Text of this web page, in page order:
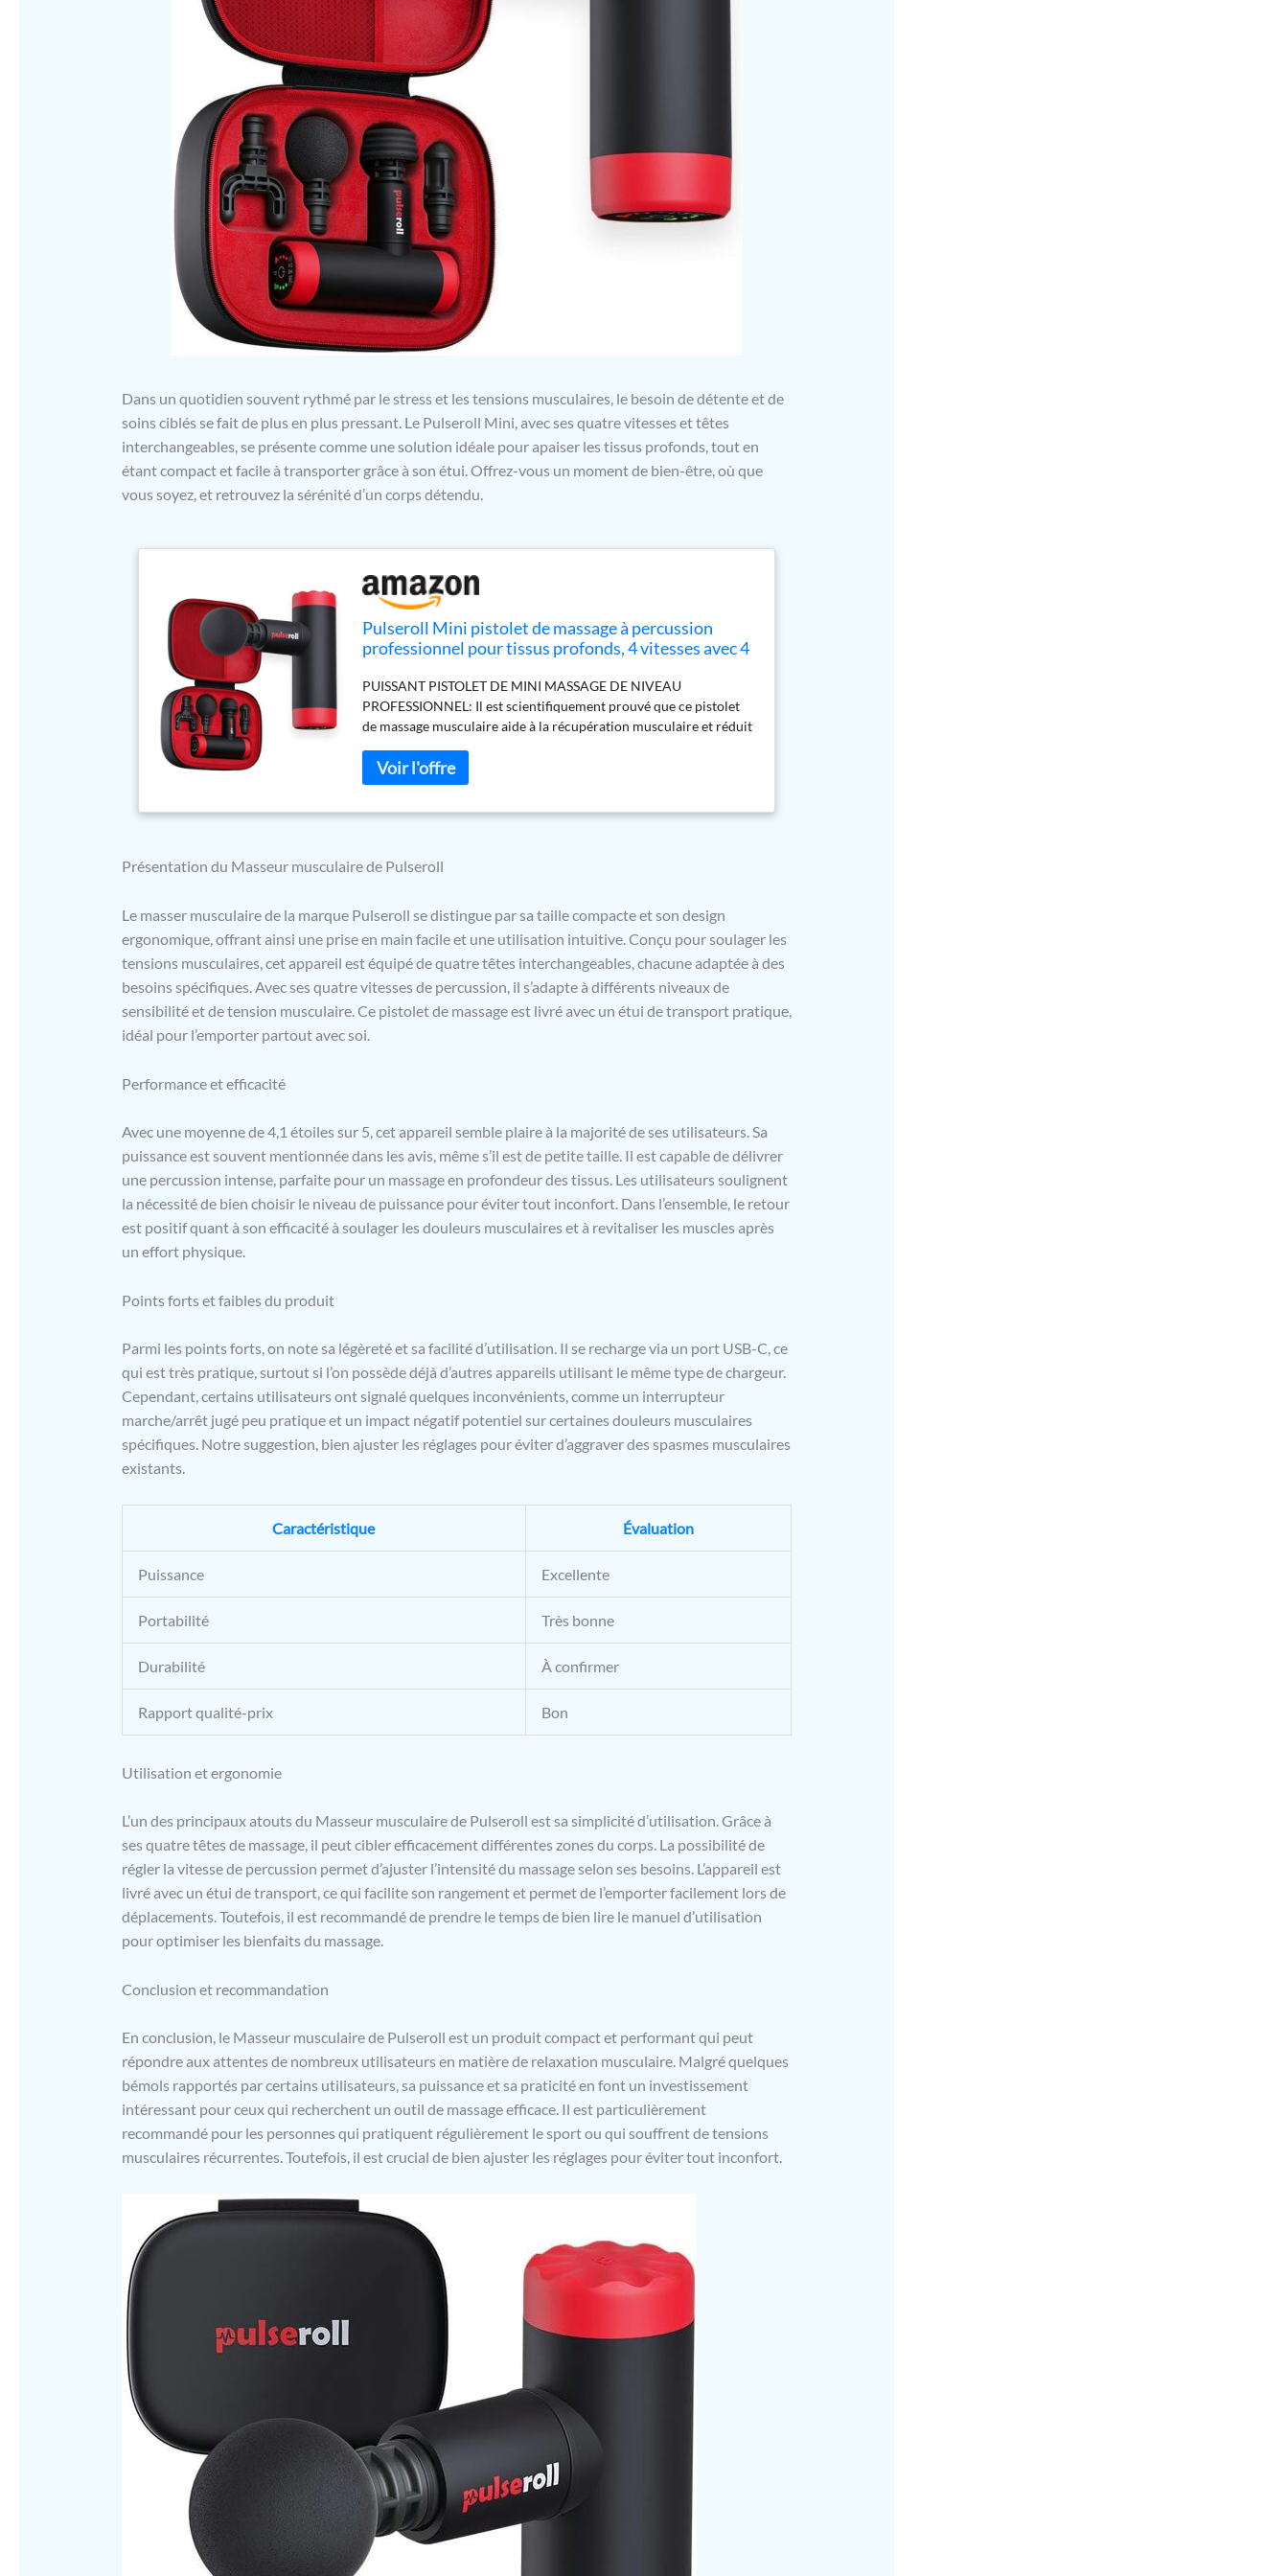
Dans un quotidien souvent rythmé par le stress et les tensions musculaires, le besoin de détente et de
soins ciblés se fait de plus en plus pressant. Le Pulseroll Mini, avec ses quatre vitesses et têtes
interchangeables, se présente comme une solution idéale pour apaiser les tissus profonds, tout en
étant compact et facile à transporter grâce à son étui. Offrez-vous un moment de bien-être, où que
vous soyez, et retrouvez la sérénité d’un corps détendu.
Pulseroll Mini pistolet de massage à percussion
professionnel pour tissus profonds, 4 vitesses avec 4
PUISSANT PISTOLET DE MINI MASSAGE DE NIVEAU
PROFESSIONNEL: Il est scientifiquement prouvé que ce pistolet
de massage musculaire aide à la récupération musculaire et réduit
lendemain" après exercice en améliorant la circulation sanguine et
en éliminant l'accumulation d'acide lactique. APPROUVÉ ET
alternative peu coûteuse et efficace aux visites coûteuses et peu
FIXATIONS DE TÊTE DIFFÉRENTES: Le pistolet de massage
musculaire dispose de 4 réglages de puissance, offrant différents
réglages qui répondent aux personnes ayant différents besoins de
récupération musculaire. 4 têtes différentes permettent de traiter
des groupes musculaires distincts. BATTERIE RECHARGEABLE
PUISSANTE INTÉGRÉE: Ce pistolet de massage musculaire est
équipé d'une batterie de 7,4 V très puissante, dont la charge
puis placez le pistolet de massage sur la zone musculaire souhaitée
et laissez les impulsions faire le travail. Déplacez-le lentement
autour de la zone musculaire dans un mouvement circulaire.
Changez le réglage de la vitesse pour l'adapter à vos besoins
jusqu'à 3300 RPM (tr/mins).
Présentation du Masseur musculaire de Pulseroll
Le masser musculaire de la marque Pulseroll se distingue par sa taille compacte et son design
ergonomique, offrant ainsi une prise en main facile et une utilisation intuitive. Conçu pour soulager les
tensions musculaires, cet appareil est équipé de quatre têtes interchangeables, chacune adaptée à des
besoins spécifiques. Avec ses quatre vitesses de percussion, il s’adapte à différents niveaux de
sensibilité et de tension musculaire. Ce pistolet de massage est livré avec un étui de transport pratique,
idéal pour l’emporter partout avec soi.
Performance et efficacité
Avec une moyenne de 4,1 étoiles sur 5, cet appareil semble plaire à la majorité de ses utilisateurs. Sa
puissance est souvent mentionnée dans les avis, même s’il est de petite taille. Il est capable de délivrer
une percussion intense, parfaite pour un massage en profondeur des tissus. Les utilisateurs soulignent
la nécessité de bien choisir le niveau de puissance pour éviter tout inconfort. Dans l’ensemble, le retour
est positif quant à son efficacité à soulager les douleurs musculaires et à revitaliser les muscles après
un effort physique.
Points forts et faibles du produit
Parmi les points forts, on note sa légèreté et sa facilité d’utilisation. Il se recharge via un port USB-C, ce
qui est très pratique, surtout si l’on possède déjà d’autres appareils utilisant le même type de chargeur.
Cependant, certains utilisateurs ont signalé quelques inconvénients, comme un interrupteur
marche/arrêt jugé peu pratique et un impact négatif potentiel sur certaines douleurs musculaires
spécifiques. Notre suggestion, bien ajuster les réglages pour éviter d’aggraver des spasmes musculaires
existants.
Caractéristique Évaluation
Puissance Excellente
Portabilité Très bonne
Durabilité À confirmer
Rapport qualité-prix Bon
Utilisation et ergonomie
L’un des principaux atouts du Masseur musculaire de Pulseroll est sa simplicité d’utilisation. Grâce à
ses quatre têtes de massage, il peut cibler efficacement différentes zones du corps. La possibilité de
régler la vitesse de percussion permet d’ajuster l’intensité du massage selon ses besoins. L’appareil est
livré avec un étui de transport, ce qui facilite son rangement et permet de l’emporter facilement lors de
déplacements. Toutefois, il est recommandé de prendre le temps de bien lire le manuel d’utilisation
pour optimiser les bienfaits du massage.
Conclusion et recommandation
En conclusion, le Masseur musculaire de Pulseroll est un produit compact et performant qui peut
répondre aux attentes de nombreux utilisateurs en matière de relaxation musculaire. Malgré quelques
bémols rapportés par certains utilisateurs, sa puissance et sa praticité en font un investissement
intéressant pour ceux qui recherchent un outil de massage efficace. Il est particulièrement
recommandé pour les personnes qui pratiquent régulièrement le sport ou qui souffrent de tensions
musculaires récurrentes. Toutefois, il est crucial de bien ajuster les réglages pour éviter tout inconfort.